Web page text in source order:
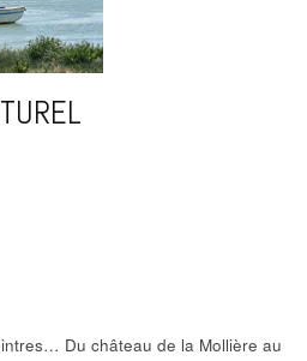
Du château de la Mollière au